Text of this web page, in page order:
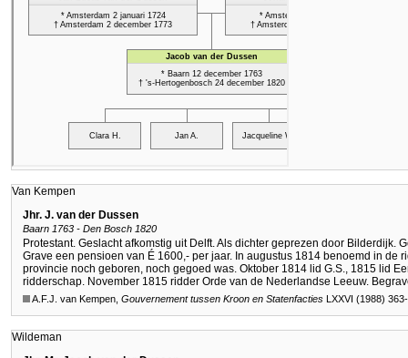
Van Kempen
Jhr. J. van der Dussen
Baarn 1763 - Den Bosch 1820
Protestant. Geslacht afkomstig uit Delft. Als dichter geprezen door Bilderdijk.
Grave een pensioen van É 1600,- per jaar. In augustus 1814 benoemd in de
provincie noch geboren, noch gegoed was. Oktober 1814 lid G.S., 1815 lid
ridderschap. November 1815 ridder Orde van de Nederlandse Leeuw.
A.F.J. van Kempen, Gouvernement tussen Kroon en Statenfacties LXXVI (1988)
Wildeman